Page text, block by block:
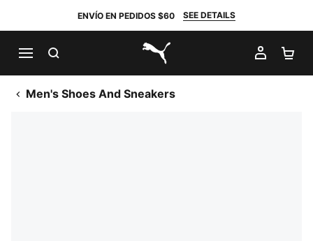
ENVÍO EN PEDIDOS $60 SEE DETAILS
PUMA.com
MI
Men's Shoes And Sneakers